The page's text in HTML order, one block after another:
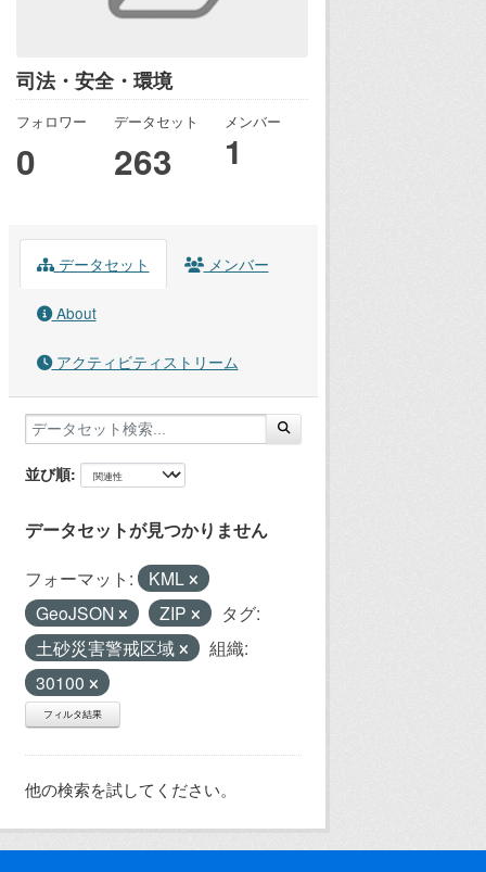
司法・安全・環境
フォロワー
0
データセット
263
メンバー
1
データセット メンバー
About
アクティビティストリーム
並び順
データセットが見つかりません
フォーマット:
KML
GeoJSON
ZIP
タグ:
土砂災害警戒区域
組織:
30100
フィルタ結果
他の検索を試してください。